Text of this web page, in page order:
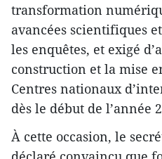
transformation
avancées scientifiques
les enquêtes, et exigé
construction et la mise
Centres nationaux
dès le début de l’année
À cette occasion, le